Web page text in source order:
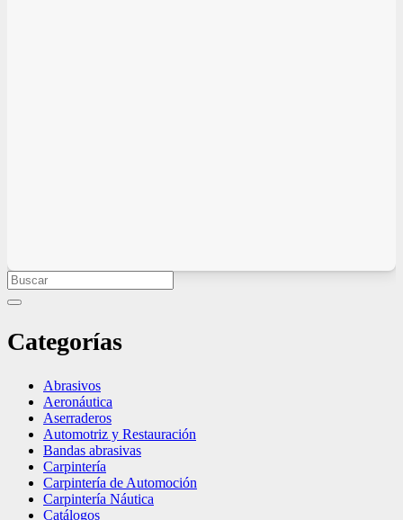
Categorías
Abrasivos
Aeronáutica
Aserraderos
Automotriz y Restauración
Bandas abrasivas
Carpintería
Carpintería de Automoción
Carpintería Náutica
Catálogos